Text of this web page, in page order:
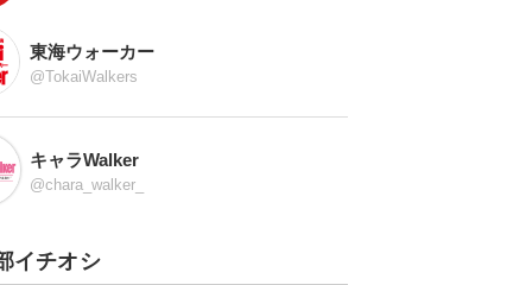
東海ウォーカー
@TokaiWalkers
キャラWalker
@chara_walker_
イチオシ